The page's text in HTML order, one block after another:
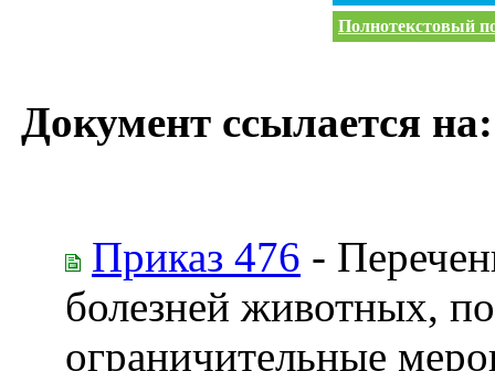
Полнотекстовый
Документ ссылается на:
Приказ 476 -
болезней животных,
ограничительные